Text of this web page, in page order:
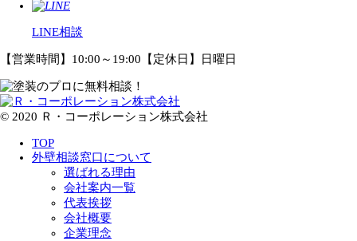
LINE相談
【営業時間】10:00～19:00【定休日】日曜日
© 2020 Ｒ・コーポレーション株式会社
TOP
外壁相談窓口について
選ばれる理由
会社案内一覧
代表挨拶
会社概要
企業理念